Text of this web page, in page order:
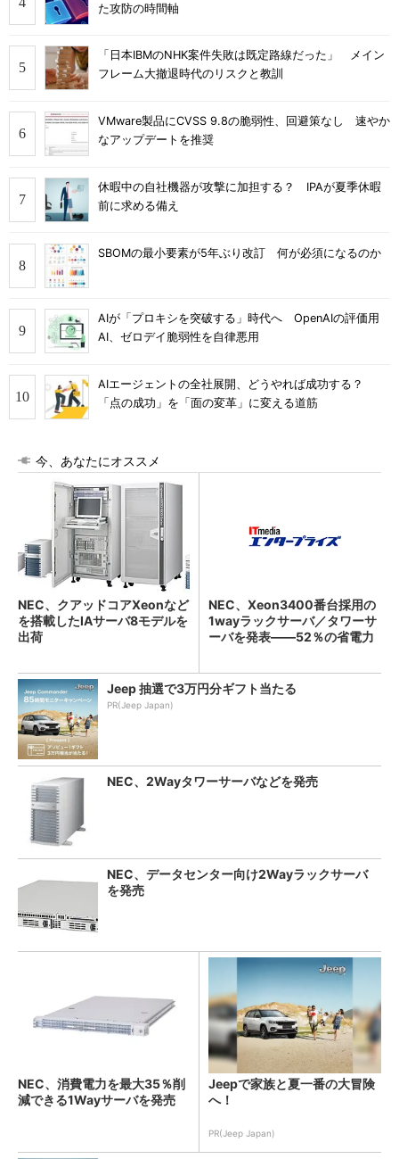
た攻防の時間軸
「日本IBMのNHK案件失敗は既定路線だった」 メイン
フレーム大撤退時代のリスクと教訓
VMware製品にCVSS 9.8の脆弱性、回避策なし 速やか
なアップデートを推奨
休暇中の自社機器が攻撃に加担する？ IPAが夏季休暇
前に求める備え
SBOMの最小要素が5年ぶり改訂 何が必須になるのか
AIが「プロキシを突破する」時代へ OpenAIの評価用
AI、ゼロデイ脆弱性を自律悪用
AIエージェントの全社展開、どうやれば成功する？
「点の成功」を「面の変革」に変える道筋
今、あなたにオススメ
NEC、クアッドコアXeonなど
を搭載したIAサーバ8モデルを
出荷
NEC、Xeon3400番台採用の
1wayラックサーバ／タワーサ
ーバを発表――52％の省電力
Jeep 抽選で3万円分ギフト当たる
PR(Jeep Japan)
NEC、2Wayタワーサーバなどを発売
NEC、データセンター向け2Wayラックサーバ
を発売
NEC、消費電力を最大35％削
減できる1Wayサーバを発売
Jeepで家族と夏一番の大冒険
へ！
PR(Jeep Japan)